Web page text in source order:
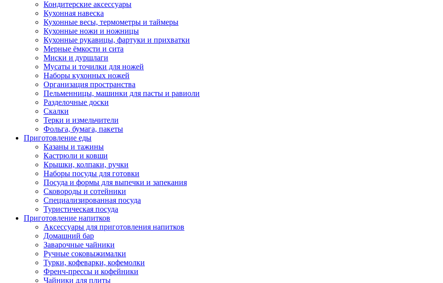
Кондитерские аксессуары
Кухонная навеска
Кухонные весы, термометры и таймеры
Кухонные ножи и ножницы
Кухонные рукавицы, фартуки и прихватки
Мерные ёмкости и сита
Миски и дуршлаги
Мусаты и точилки для ножей
Наборы кухонных ножей
Организация пространства
Пельменницы, машинки для пасты и равиоли
Разделочные доски
Скалки
Терки и измельчители
Фольга, бумага, пакеты
Приготовление еды
Казаны и тажины
Кастрюли и ковши
Крышки, колпаки, ручки
Наборы посуды для готовки
Посуда и формы для выпечки и запекания
Сковороды и сотейники
Специализированная посуда
Туристическая посуда
Приготовление напитков
Аксессуары для приготовления напитков
Домашний бар
Заварочные чайники
Ручные соковыжималки
Турки, кофеварки, кофемолки
Френч-прессы и кофейники
Чайники для плиты